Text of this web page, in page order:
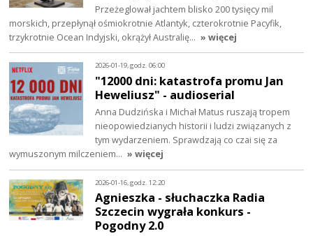
Przeżeglował jachtem blisko 200 tysięcy mil
morskich, przepłynął ośmiokrotnie Atlantyk, czterokrotnie Pacyfik,
trzykrotnie Ocean Indyjski, okrążył Australię… » więcej
2026-01-19, godz. 06:00
"12000 dni: katastrofa promu Jan
Heweliusz" - audioserial
Anna Dudzińska i Michał Matus ruszają tropem
nieopowiedzianych historii i ludzi związanych z
tym wydarzeniem. Sprawdzają co czai się za
wymuszonym milczeniem… » więcej
2026-01-16, godz. 12:20
Agnieszka - słuchaczka Radia
Szczecin wygrała konkurs -
Pogodny 2.0